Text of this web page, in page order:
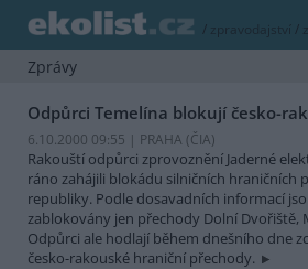
/ zpravodajství /
Zprávy
Odpůrci Temelína blokují česko-
6.10.2000 09:55 | PRAHA (ČIA)
Rakouští odpůrci zprovoznění Jaderné
ráno zahájili blokádu silničních hraničních
republiky. Podle dosavadních informací
zablokovány jen přechody Dolní Dvořiště,
Odpůrci ale hodlají během dnešního dne
česko-rakouské hraniční přechody.